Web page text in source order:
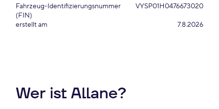
Fahrzeug-Identifizierungsnummer
(FIN)
VYSP01H0476673020
erstellt am 7.8.2026
Wer ist Allane?